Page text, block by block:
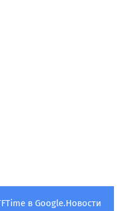
в Google.Новости